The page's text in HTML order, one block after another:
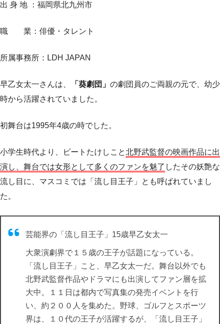
出 身 地 ：福岡県北九州市
職 業：俳優・タレント
所属事務所：LDH JAPAN
早乙女太一さんは、 「葵劇団」 の劇団員のご両親の元で、幼少
時から活躍されていました。
初舞台は1995年4歳の時でした。
小学生時代より、ビートたけしこと北野武監督の映画作品に出
演し、舞台では女形として多くのファンを魅了 したその妖艶な
流し目に、マスコミでは「流し目王子」とも呼ばれていまし
た。
芸能界の「流し目王子」15歳早乙女太一
大衆演劇界で１５歳の王子が話題になっている。
「流し目王子」こと、早乙女太一だ。舞台以外でも
北野武監督作品やドラマにも出演してファン層を拡
大中。１１日は都内で写真集の発売イベントを行
い、約２００人を集めた。野球、ゴルフとスポーツ
界は、１０代の王子が活躍するが、「流し目王子」